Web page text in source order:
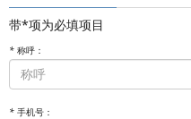
带*项为必填项目
* 称呼：
* 手机号：